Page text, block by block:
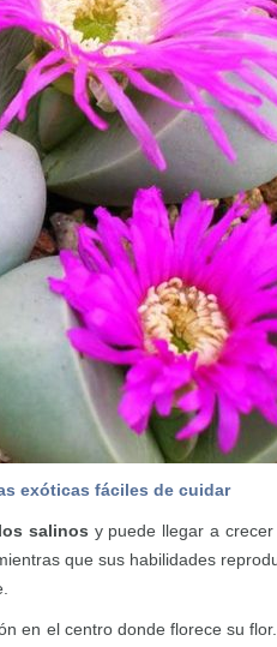
exóticas fáciles de cuidar
salinos y puede llegar a
que sus habilidades
en el centro donde florece su